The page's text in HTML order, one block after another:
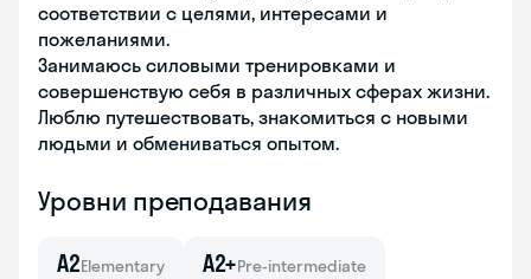
соответствии с целями, интересами и
пожеланиями.
Занимаюсь силовыми тренировками и
совершенствую себя в различных сферах жизни.
Люблю путешествовать, знакомиться с новыми
людьми и обмениваться опытом.
Уровни преподавания
A2Elementary A2+Pre-intermediate